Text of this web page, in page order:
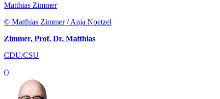
Matthias Zimmer
© Matthias Zimmer / Anja Noetzel
Zimmer, Prof. Dr. Matthias
CDU/CSU
()